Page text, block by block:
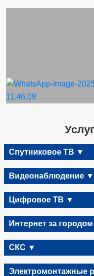
Спутниковое ТВ ▼
Видеонаблюдение ▼
Цифровое ТВ ▼
Интернет за
СКС ▼
Электромонтажные